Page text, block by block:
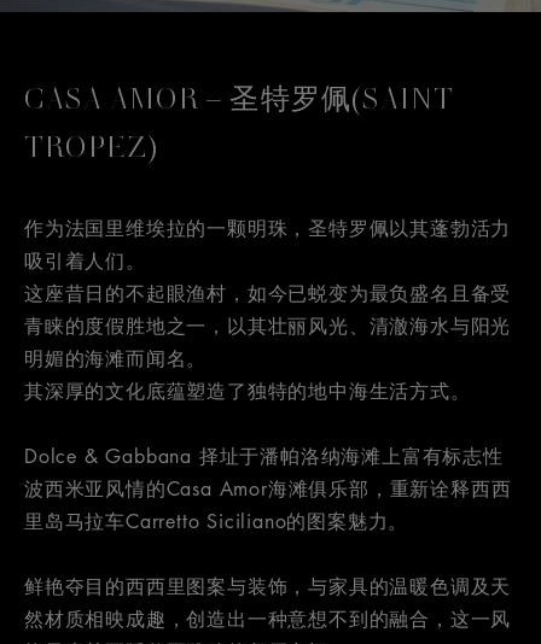
CASA AMOR – 圣特罗佩(SAINT
TROPEZ)
作为法国里维埃拉的一颗明珠，圣特罗佩以其蓬勃活力
吸引着人们。
这座昔日的不起眼渔村，如今已蜕变为最负盛名且备受
青睐的度假胜地之一，以其壮丽风光、清澈海水与阳光
明媚的海滩而闻名。
其深厚的文化底蕴塑造了独特的地中海生活方式。
Dolce & Gabbana 择址于潘帕洛纳海滩上富有标志性
波西米亚风情的Casa Amor海滩俱乐部，重新诠释西西
里岛马拉车Carretto Siciliano的图案魅力。
鲜艳夺目的西西里图案与装饰，与家具的温暖色调及天
然材质相映成趣，创造出一种意想不到的融合，这一风